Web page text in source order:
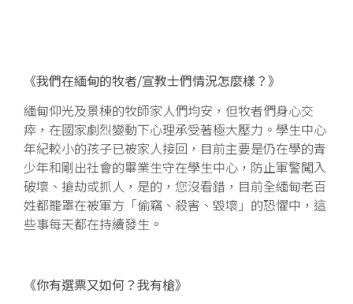
《我們在緬甸的牧者/宣教士們情況怎麼樣？》
緬甸仰光及景棟的牧師家人們均安，但牧者們身心交
瘁，在國家劇烈變動下心理承受著極大壓力。學生中心
年紀較小的孩子已被家人接回，目前主要是仍在學的青
少年和剛出社會的畢業生守在學生中心，防止軍警闖入
破壞、搶劫或抓人，是的，您沒看錯，目前全緬甸老百
姓都籠罩在被軍方「偷竊、殺害、毀壞」的恐懼中，這
些事每天都在持續發生。
《你有選票又如何？我有槍》